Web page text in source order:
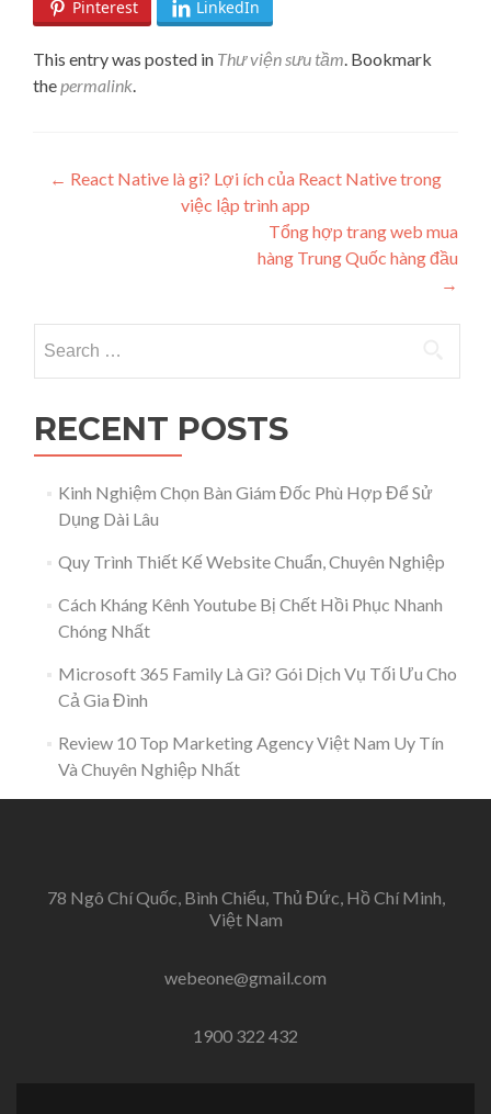
Pinterest
LinkedIn
This entry was posted in Thư viện sưu tầm . Bookmark
the permalink
Post navigation
← React Native là gi? Lợi ích của React Native trong
việc lập trình app
Tổng hợp trang web mua
hàng Trung Quốc hàng đầu
→
RECENT POSTS
Kinh Nghiệm Chọn Bàn Giám Đốc Phù Hợp Để Sử
Dụng Dài Lâu
Quy Trình Thiết Kế Website Chuẩn, Chuyên Nghiệp
Cách Kháng Kênh Youtube Bị Chết Hồi Phục Nhanh
Chóng Nhất
Microsoft 365 Family Là Gì? Gói Dịch Vụ Tối Ưu Cho
Cả Gia Đình
Review 10 Top Marketing Agency Việt Nam Uy Tín
Và Chuyên Nghiệp Nhất
78 Ngô Chí Quốc, Bình Chiểu, Thủ Đức, Hồ Chí Minh,
Việt Nam
webeone@gmail.com
1900 322 432